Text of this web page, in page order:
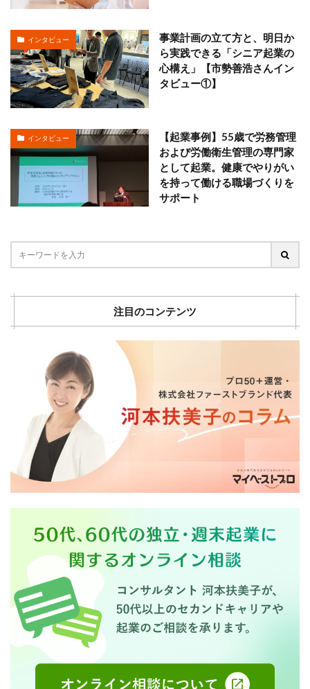
インタビュー
事業計画の立て方と、明日か
ら実践できる「シニア起業の
心構え」【市勢善浩さんイン
タビュー①】
インタビュー
【起業事例】55歳で労務管理
および労働衛生管理の専門家
として起業。健康でやりがい
を持って働ける職場づくりを
サポート
注目のコンテンツ